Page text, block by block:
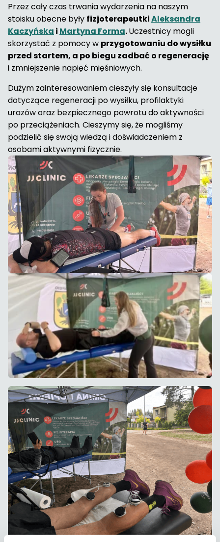
Przez cały czas trwania wydarzenia na naszym
stoisku obecne były fizjoterapeutkiAleksandra
Kaczyńska i Martyna Forma.Uczestnicy mogli
skorzystać z pomocy w przygotowaniu do wysiłku
przed startem, a po biegu zadbać o regenerację
i zmniejszenie napięć mięśniowych.
Dużym zainteresowaniem cieszyły się konsultacje
dotyczące regeneracji po wysiłku, profilaktyki
urazów oraz bezpiecznego powrotu do aktywności
po przeciążeniach. Cieszymy się, że mogliśmy
podzielić się swoją wiedzą i doświadczeniem z
osobami aktywnymi fizycznie.